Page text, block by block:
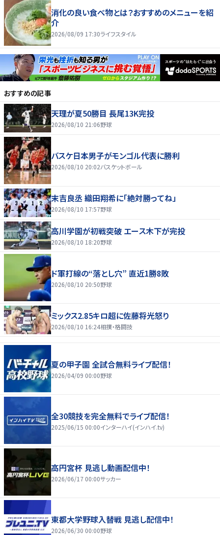
消化の良い食べ物とは？おすすめのメニューを紹
介
2026/08/09 17:30ライフスタイル
おすすめの記事
天理が夏50勝目 長尾13K完投
2026/08/10 21:06野球
バスケ日本男子がモンゴル代表に勝利
2026/08/10 20:02バスケットボール
末吉良丞 織田翔希に「絶対勝ってね」
2026/08/10 17:57野球
高川学園が初戦突破 エース木下が完投
2026/08/10 18:20野球
ド軍打線の“落とし穴” 直近1勝8敗
2026/08/10 20:50野球
ミックス2.85キロ超に佐藤将光怒り
2026/08/10 16:24相撲・格闘技
夏の甲子園 全試合無料ライブ配信！
2026/04/09 00:00野球
全30競技を完全無料でライブ配信！
2025/06/15 00:00インターハイ(インハイ.tv)
高円宮杯 見逃し動画配信中！
2026/06/17 00:00サッカー
東都大学野球入替戦 見逃し配信中！
2026/06/30 00:00野球